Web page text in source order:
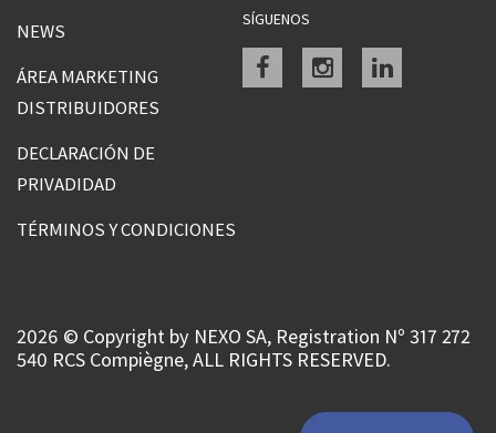
NEWS
ÁREA MARKETING
DISTRIBUIDORES
DECLARACIÓN DE
PRIVADIDAD
TÉRMINOS Y CONDICIONES
SÍGUENOS
Facebookinstagramlinkedin
2026 © Copyright by NEXO SA, Registration Nº 317 272
540 RCS Compiègne, ALL RIGHTS RESERVED.